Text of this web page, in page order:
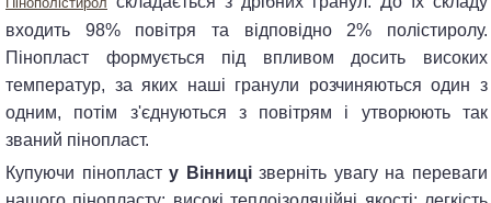
входить 98% повітря та відповідно 2% полістиролу.
Пінопласт формується під впливом досить високих
температур, за яких наші гранули розчиняються один з
одним, потім з'єднуються з повітрям і утворюють так
званий пінопласт.
Купуючи пінопласту Вінницізверніть увагу на переваги